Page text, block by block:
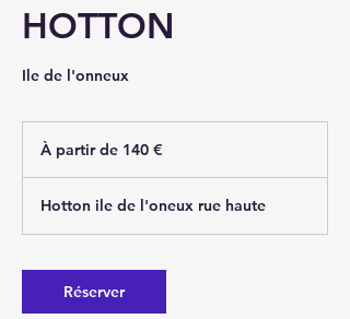
HOTTON
Ile de l'onneux
partir
euros
À partir de 140 €
Hotton ile de l'oneux rue haute
Réserver